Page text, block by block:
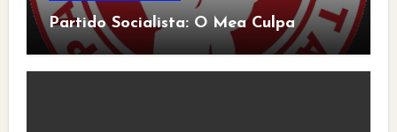
Partido Socialista: O Mea Culpa